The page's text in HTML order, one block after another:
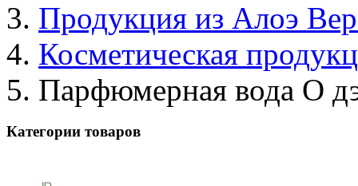
Продукция из Алоэ
Косметическая
Парфюмерная вода О
Категории товаров